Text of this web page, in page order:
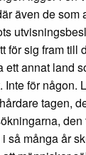
även de som
för sig fram till
annat land
Inte för någon.
tagen,
så många år